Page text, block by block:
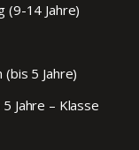
(9-14 Jahre)
5 Jahre)
Jahre – Klasse